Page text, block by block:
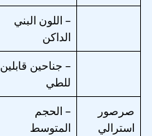
– اللون البني
الداكن
– جناحين قابلين
للطي
صرصور
استرالي
– الحجم
المتوسط